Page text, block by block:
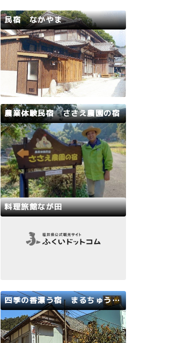
民宿 なかやま
主人の人柄に惚れ、「ホッとす
る」、「癒し」などを求めるお客様
が常連となっています。
若狭路 小浜市
農業体験民宿 ささえ農園の宿
全国でも珍しいアニマルウェルフェ
アを実践している『ささえたまご農
園』が経営する『農業体験民宿 さ
さえ農園の宿』。敦賀市の街並みを
一望できる旗護山の中腹にある古民
家を改修した一棟貸し切りの宿で
す。農園内には、鶏舎、ヤギ・ポニ
若狭路 敦賀市
料理旅館なが田
三方五湖と日本海の中間に位置し周
ギなど四季折々の旬の味覚がいっぱ
いです。
四季の香漂う宿 まるちゅう 広田
洋式トイレ、洗面所付きのお部屋が
若狭路 小浜市